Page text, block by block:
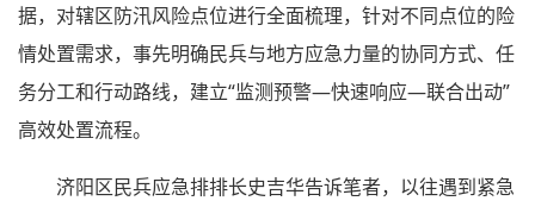
据，对辖区防汛风险点位进行全面梳理，针对不同点位的险
情处置需求，事先明确民兵与地方应急力量的协同方式、任
务分工和行动路线，建立“监测预警—快速响应—联合出动”
高效处置流程。
济阳区民兵应急排排长史吉华告诉笔者，以往遇到紧急